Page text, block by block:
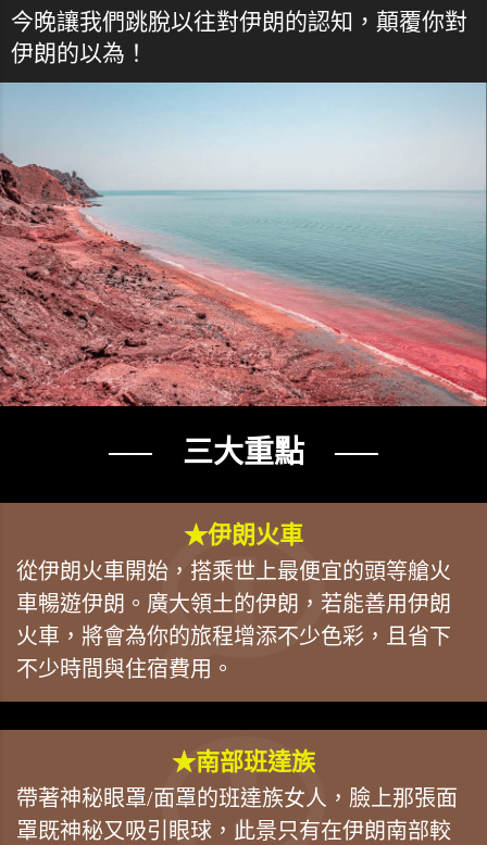
今晚讓我們跳脫以往對伊朗的認知，顛覆你對
伊朗的以為！
── 三大重點 ──
★伊朗火車
從伊朗火車開始，搭乘世上最便宜的頭等艙火
車暢遊伊朗。廣大領土的伊朗，若能善用伊朗
火車，將會為你的旅程增添不少色彩，且省下
不少時間與住宿費用。
★南部班達族
帶著神秘眼罩/面罩的班達族女人，臉上那張面
罩既神秘又吸引眼球，此景只有在伊朗南部較